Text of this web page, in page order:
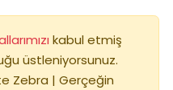
kabul etmiş
üstleniyorsunuz.
Zebra | Gerçeğin